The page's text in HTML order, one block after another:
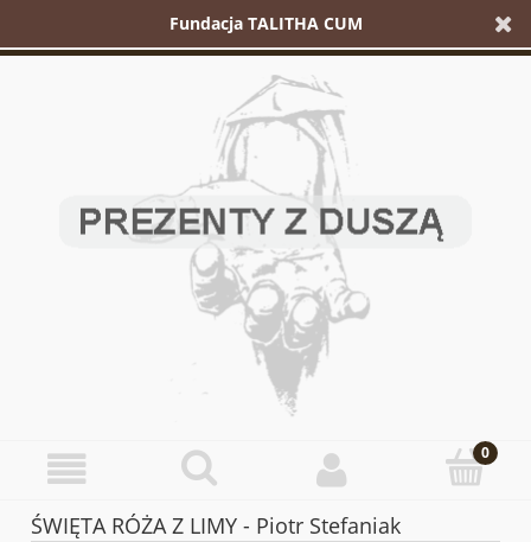
Fundacja TALITHA CUM
ŚWIĘTA RÓŻA Z LIMY - Piotr Stefaniak